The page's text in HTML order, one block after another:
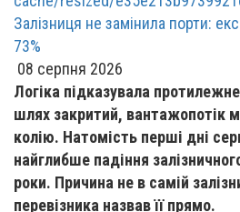
Залізниця не замінила порти:
73%
08 серпня 2026
Логіка підказувала
шлях закритий, вантажопотік
колію. Натомість перші дні
найглибше падіння
роки. Причина не в самій
перевізника назвав її прямо.